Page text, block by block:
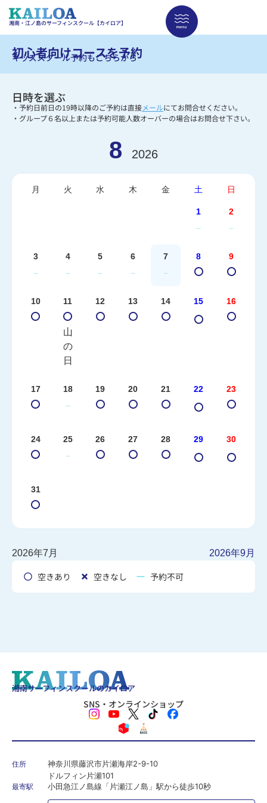
湘南・江ノ島のサーフィンスクール【カイロア】
初心者向けコースを予約
キッズスクール予約もこちらから
日時を選ぶ
・予約日前日の19時以降のご予約は直接メールにてお問合せください。
・グループ６名以上または予約可能人数オーバーの場合はお問合せ下さい。
8 2026
月 火 水 木 金 土 日
1
－
2
－
3
－
4
－
5
－
6
－
7
－
8 9
10 11
山
の
日
12 13 14 15 16
17 18
－
19 20 21 22 23
24 25
－
26 27 28 29 30
31
2026年7月 2026年9月
空きあり 空きなし 予約不可
湘南サーフィンスクールのカイロア
SNS・オンラインショップ
住所
神奈川県藤沢市片瀬海岸2-9-10
ドルフィン片瀬101
最寄駅 小田急江ノ島線「片瀬江ノ島」駅から徒歩10秒